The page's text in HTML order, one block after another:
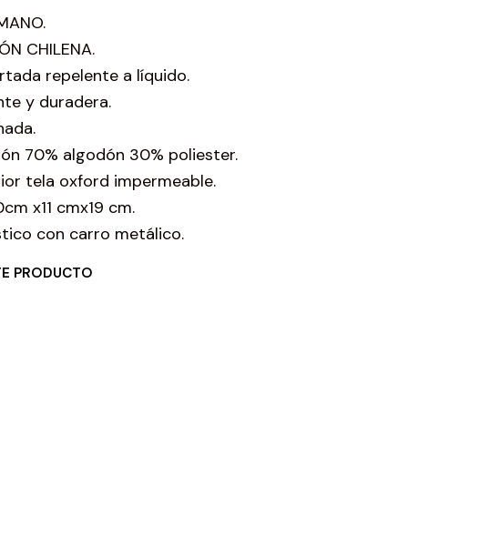
CHILENA.
repelente a líquido.
y duradera.
70% algodón 30% poliester.
tela oxford impermeable.
x11 cmx19 cm.
con carro metálico.
PRODUCTO